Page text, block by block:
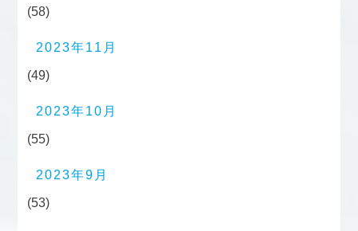
(58)
2023年11月
(49)
2023年10月
(55)
2023年9月
(53)